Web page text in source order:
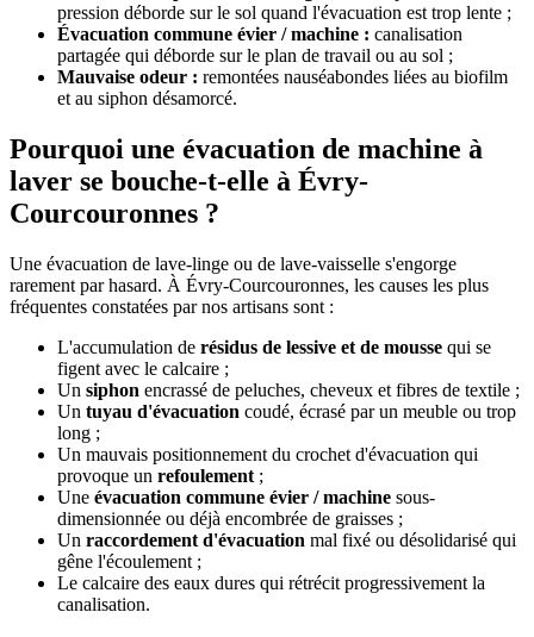
pression déborde sur le sol quand l'évacuation est trop lente ;
Évacuation commune évier / machine : canalisation
partagée qui déborde sur le plan de travail ou au sol ;
Mauvaise odeur : remontées nauséabondes liées au biofilm
et au siphon désamorcé.
Pourquoi une évacuation de machine à
laver se bouche-t-elle à Évry-
Courcouronnes ?
Une évacuation de lave-linge ou de lave-vaisselle s'engorge
rarement par hasard. À Évry-Courcouronnes, les causes les plus
fréquentes constatées par nos artisans sont :
L'accumulation de résidus de lessive et de mousse qui se
figent avec le calcaire ;
Un siphon encrassé de peluches, cheveux et fibres de textile ;
Un tuyau d'évacuation coudé, écrasé par un meuble ou trop
long ;
Un mauvais positionnement du crochet d'évacuation qui
provoque un refoulement ;
Une évacuation commune évier / machine sous-
dimensionnée ou déjà encombrée de graisses ;
Un raccordement d'évacuation mal fixé ou désolidarisé qui
gêne l'écoulement ;
Le calcaire des eaux dures qui rétrécit progressivement la
canalisation.